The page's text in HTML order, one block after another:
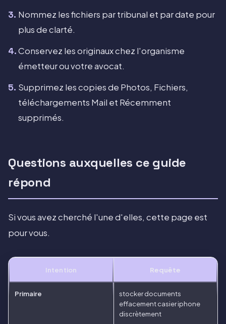
Nommez les fichiers par tribunal et par date pour
plus de clarté.
Conservez les originaux chez l'organisme
émetteur ou votre avocat.
Supprimez les copies de Photos, Fichiers,
téléchargements Mail et Récemment
supprimés.
Questions auxquelles ce guide
répond
Si vous avez cherché l'une d'elles, cette page est
pour vous.
Intention Requête
Primaire
stocker documents
effacement casier iphone
discrètement